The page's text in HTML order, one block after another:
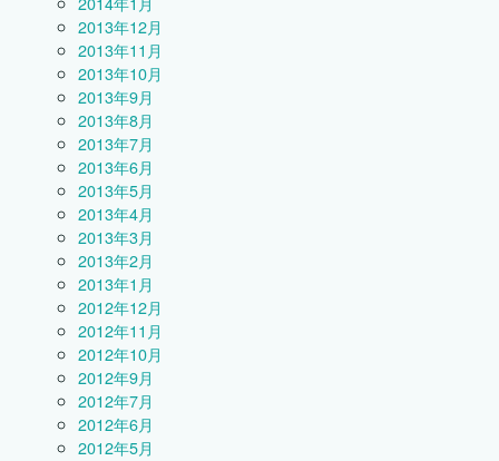
2013年12月
2013年11月
2013年10月
2013年9月
2013年8月
2013年7月
2013年6月
2013年5月
2013年4月
2013年3月
2013年2月
2013年1月
2012年12月
2012年11月
2012年10月
2012年9月
2012年7月
2012年6月
2012年5月